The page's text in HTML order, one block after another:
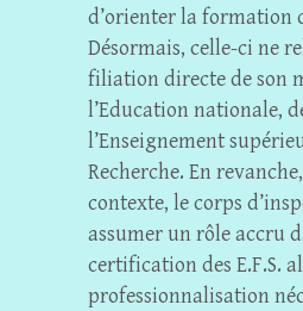
d’orienter la formation
Désormais, celle-ci ne
filiation directe de son
l’Education nationale,
l’Enseignement
Recherche. En
contexte, le corps
assumer un rôle accru
certification des E.F.S.
professionnalisation